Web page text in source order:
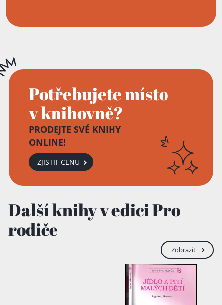
Potřebujete místo
v knihovně?
PRODEJTE SVÉ KNIHY
ONLINE!
ZJISTIT CENU
Další knihy v edici Pro
rodiče
Zobrazit